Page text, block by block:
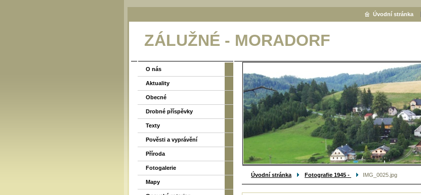
ZÁLUŽNÉ - MORADORF
Úvodní stránka Fotografie 1945 - IMG_0025.jpg
O nás
Aktuality
Obecné
Drobné příspěvky
Texty
Pověsti a vyprávění
Příroda
Fotogalerie
Mapy
Úvodní stránka